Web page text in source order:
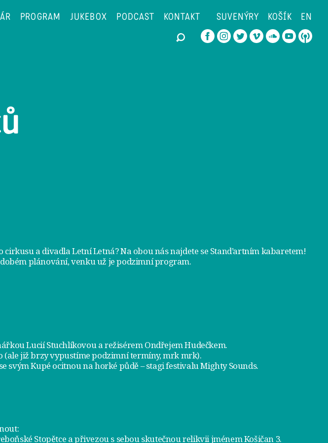
PROGRAM JUKEBOX PODCAST KONTAKT SUVENÝRY KOŠÍK EN
a divadla Letní Letná? Na obou nás najdete se Stand’artním kabaretem!
plánování, venku už jepodzimní program.
Lucií Stuchlíkovou a režisérem Ondřejem Hudečkem.
(ale již brzy vypustíme podzimní termíny, mrk mrk).
svým Kupé ocitnou na horké půdě – stagi festivalu Mighty Sounds.
Stopětce a přivezou s sebou skutečnou relikvii jménemKošičan 3.